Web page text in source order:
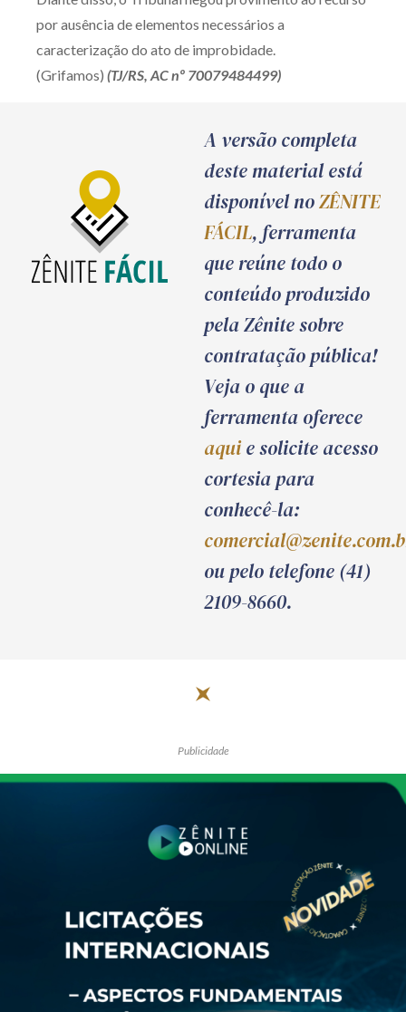
por ausência de elementos necessários a
caracterização do ato de improbidade.
(Grifamos) (TJ/RS, AC nº 70079484499)
A versão completa
deste material está
disponível noZÊNITE
FÁCIL, ferramenta
que reúne todo o
conteúdo produzido
pela Zênite sobre
contratação pública!
Veja o que a
ferramenta oferece
aquie solicite acesso
cortesia para
conhecê-la:
ou pelo telefone (41)
2109-8660.
Publicidade